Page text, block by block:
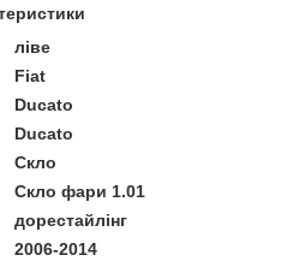
ліве
Fiat
Ducato
Ducato
Скло
Скло фари 1.01
дорестайлінг
2006-2014